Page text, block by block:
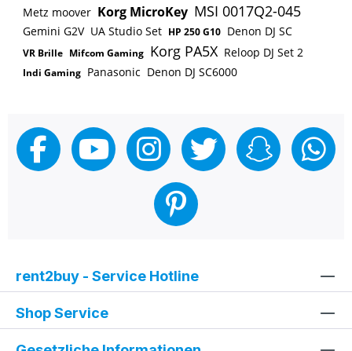
Metz moover Korg MicroKey MSI 0017Q2-045
Gemini G2V UA Studio Set HP 250 G10 Denon DJ SC
VR Brille Mifcom Gaming Korg PA5X Reloop DJ Set 2
Indi Gaming Panasonic Denon DJ SC6000
rent2buy - Service Hotline
Shop Service